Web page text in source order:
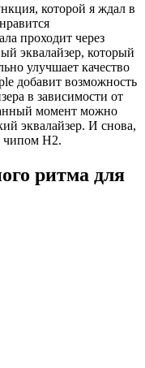
которой я ждал в
проходит через
эквалайзер, который
улучшает качество
добавит возможность
в зависимости от
момент можно
эквалайзер. И снова,
чипом H2.
ритма для